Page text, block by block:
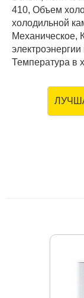
410, Объем
холодильной
Механическое,
Температура в